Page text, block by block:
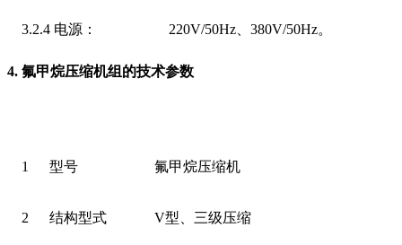
3.2.4 电源： 220V/50Hz、380V/50Hz。
4. 氟甲烷压缩机组的技术参数
1 型号 氟甲烷压缩机
2 结构型式 V型、三级压缩